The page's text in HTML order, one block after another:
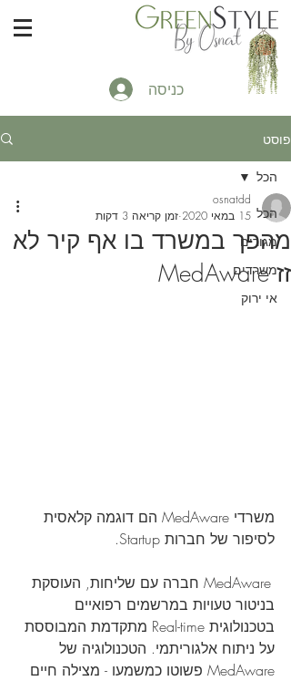
כניסה
פוסט
הכל
מגורים
משרדים
אי ירוק
הכל
מהפך במשרד בו אף קיר לא
זז MedAware
osnatdd
15 במאי 2020
זמן קריאה 3 דקות
משרדי MedAware הם דוגמה קלאסית
לסיפור של חברות Startup.
MedAware חברה עם שליחות, העוסקת
בניטור טעויות במרשמים רפואיים
בטכנולוגית Real-time​​ מתקדמת המבוססת
על ניתוח אלגוריתמי. הטכנולוגיה של
MedAware פשוטו כמשמעו - מצילה חיים